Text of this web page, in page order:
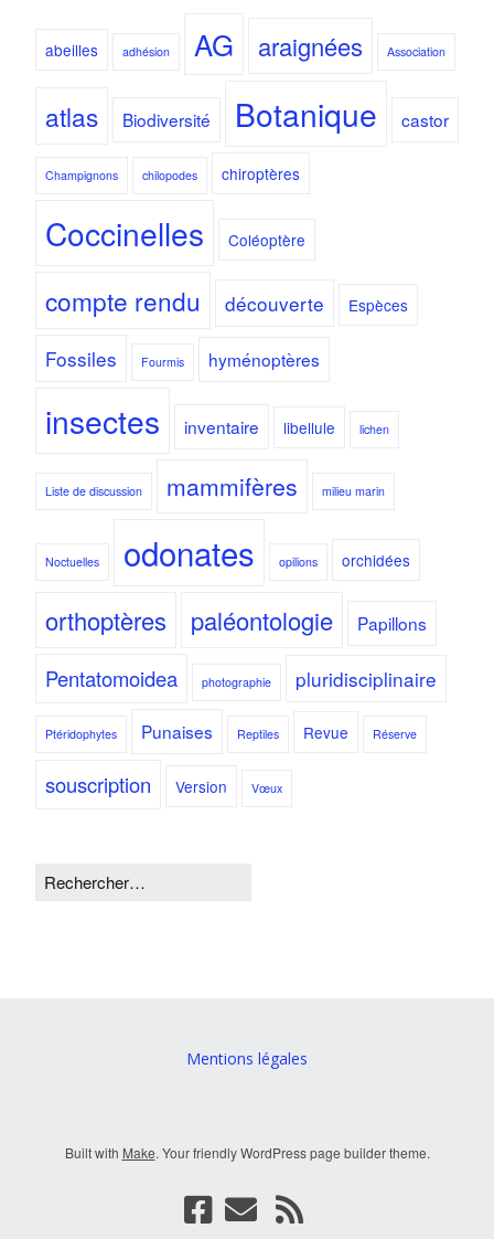
abeilles adhésion AG araignées Association
atlas Biodiversité Botanique castor
Champignons chilopodes chiroptères
Coccinelles Coléoptère
compte rendu découverte Espèces
Fossiles Fourmis hyménoptères
insectes inventaire libellule lichen
Liste de discussion mammifères milieu marin
Noctuelles odonates opilions orchidées
orthoptères paléontologie Papillons
Pentatomoidea photographie pluridisciplinaire
Ptéridophytes Punaises Reptiles Revue Réserve
souscription Version Vœux
Mentions légales
Built with Make. Your friendly WordPress page builder theme.